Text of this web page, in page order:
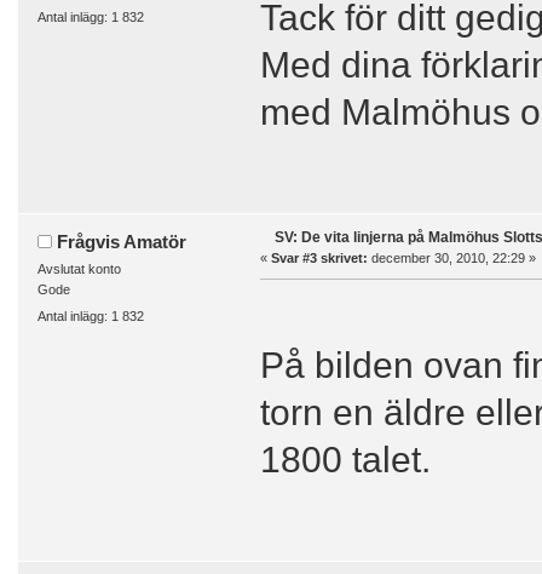
Antal inlägg: 1 832
Tack för ditt
Med dina
med Malmöhus
Frågvis Amatör
Avslutat konto
Gode
Antal inlägg: 1 832
SV: De vita linjerna på Malmöhus
« Svar #3 skrivet: december 30, 2010, 22:29 »
På bilden ovan
torn en äldre
1800 talet.